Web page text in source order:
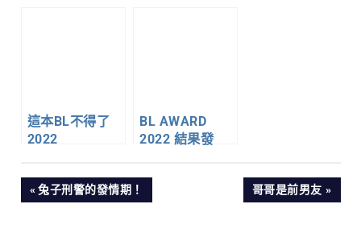
這本BL不得了
2022
BL AWARD
2022 結果發
文PREVIOUS
兔子刑警的發情期！
NEXT
哥哥是前男友